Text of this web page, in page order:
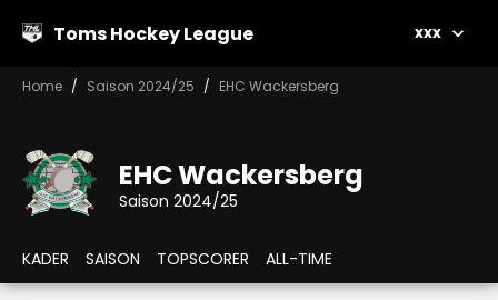
Toms Hockey League xxx
Home Saison 2024/25 EHC Wackersberg
EHC Wackersberg
Saison 2024/25
KADER SAISON TOPSCORER ALL-TIME